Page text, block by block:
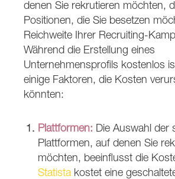
denen Sie rekrutieren möchten,
Positionen, die Sie besetzen
Reichweite Ihrer Recruiting-
Während die Erstellung eines
Unternehmensprofils kostenlos
einige Faktoren, die Kosten
könnten:
Plattformen: Die Auswahl der
Plattformen, auf denen Sie
möchten, beeinflusst die
Statista kostet eine